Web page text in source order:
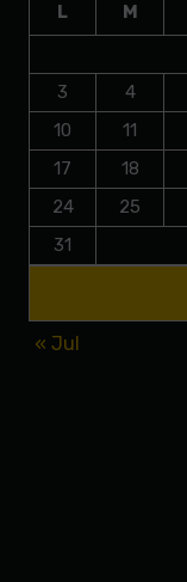
L M
3
4
10
11
17
18
24
25
31
« Jul